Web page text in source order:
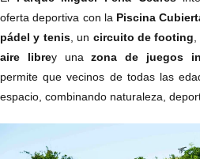
oferta deportiva con la Piscina
pádel y tenis, un circuito de footing
aire librey unazona de juegos
permite que vecinos de todas las
espacio, combinando naturaleza,